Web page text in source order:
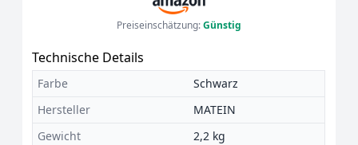
Preiseinschätzung:Günstig
Technische Details
Farbe
Schwarz
Hersteller
MATEIN
Gewicht
2,2 kg